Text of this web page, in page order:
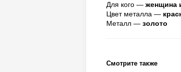
Для кого — женщина
Цвет металла —
Металл — золото
Смотрите также